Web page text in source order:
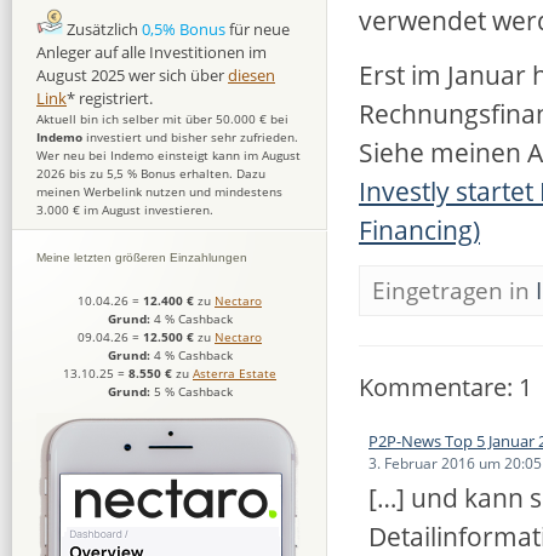
verwendet
Erst im
Siehe meinen
Investly
Financing)
Eingetragen in
Kommentare: 1
P2P-News Top 5
3. Februar 2016 um 20:05
[…] und kann
Zusätzlich 0,5% Bonusfür neue
Anleger auf alle Investitionen im
August 2025 wer sich überdiesen
Link* registriert.
Aktuell bin ich selber mit über 50.000 € bei
Indemo investiert und bisher sehr zufrieden.
Wer neu bei Indemo einsteigt kann im August
2026 bis zu 5,5 % Bonus erhalten. Dazu
meinen Werbelink nutzen und mindestens
3.000 € im August investieren.
Meine letzten größeren Einzahlungen
10.04.26 = 12.400 € zu Nectaro
Grund: 4 % Cashback
09.04.26 = 12.500 € zu Nectaro
Grund: 4 % Cashback
13.10.25 = 8.550 € zu Asterra Estate
Grund: 5 % Cashback